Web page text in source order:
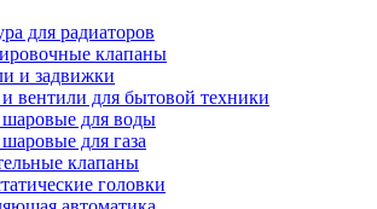
для радиаторов
клапаны
и задвижки
вентили для бытовой техники
для воды
для газа
клапаны
головки